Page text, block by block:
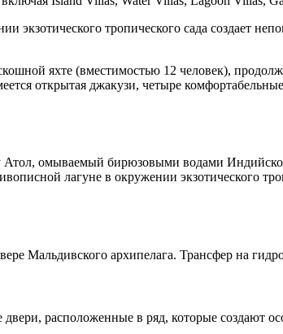
экзотического тропического сада создает
яхте (вместимостью 12 человек),
открытая джакузи, четыре
омываемый бирюзовыми водами
лагуне в окружении экзотического
Мальдивского архипелага. Трансфер на
расположенные в ряд, которые создают